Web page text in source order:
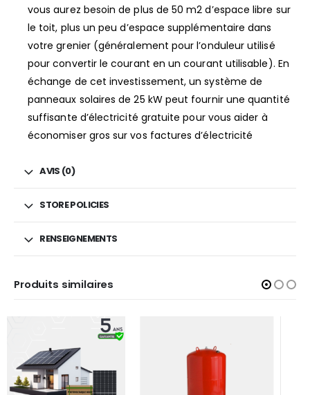
vous aurez besoin de plus de 50 m2 d’espace libre sur
le toit, plus un peu d’espace supplémentaire dans
votre grenier (généralement pour l’onduleur utilisé
pour convertir le courant en un courant utilisable). En
échange de cet investissement, un système de
panneaux solaires de 25 kW peut fournir une quantité
suffisante d’électricité gratuite pour vous aider à
économiser gros sur vos factures d’électricité
AVIS (0)
STORE POLICIES
RENSEIGNEMENTS
Produits similaires